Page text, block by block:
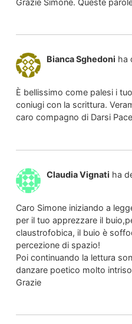
Bianca Sghedoni ha
È bellissimo come palesi i
coniugi con la scrittura.
caro compagno di Darsi
Claudia Vignati ha
Caro Simone iniziando a
per il tuo apprezzare il
claustrofobica, il buio è
percezione di spazio!
Poi continuando la lettura
danzare poetico molto
Grazie